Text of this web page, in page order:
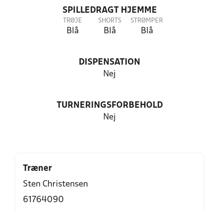
SPILLEDRAGT HJEMME
TRØJE
Blå
SHORTS
Blå
STRØMPER
Blå
DISPENSATION
Nej
TURNERINGSFORBEHOLD
Nej
Træner
Sten Christensen
61764090